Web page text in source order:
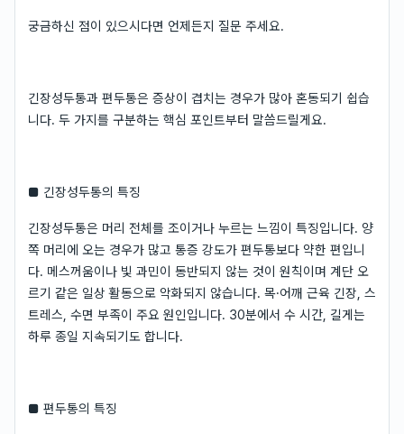
궁금하신 점이 있으시다면 언제든지 질문 주세요.
긴장성두통과 편두통은 증상이 겹치는 경우가 많아 혼동되기 쉽습
니다. 두 가지를 구분하는 핵심 포인트부터 말씀드릴게요.
■ 긴장성두통의 특징
긴장성두통은 머리 전체를 조이거나 누르는 느낌이 특징입니다. 양
쪽 머리에 오는 경우가 많고 통증 강도가 편두통보다 약한 편입니
다. 메스꺼움이나 빛 과민이 동반되지 않는 것이 원칙이며 계단 오
르기 같은 일상 활동으로 악화되지 않습니다. 목·어깨 근육 긴장, 스
트레스, 수면 부족이 주요 원인입니다. 30분에서 수 시간, 길게는
하루 종일 지속되기도 합니다.
■ 편두통의 특징